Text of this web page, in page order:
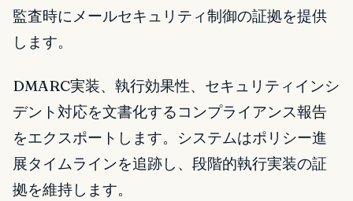
監査時にメールセキュリティ制御の証拠を提供
します。
DMARC実装、執行効果性、セキュリティインシ
デント対応を文書化するコンプライアンス報告
をエクスポートします。システムはポリシー進
展タイムラインを追跡し、段階的執行実装の証
拠を維持します。